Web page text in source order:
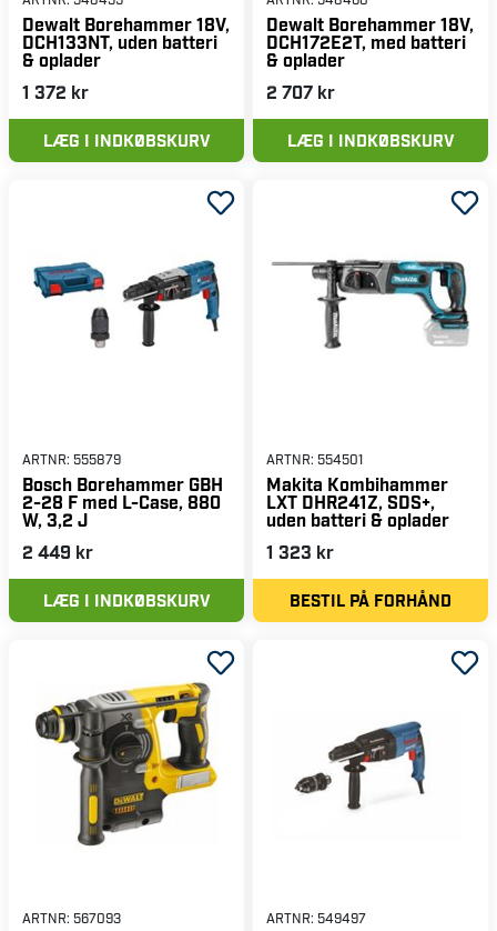
Dewalt Borehammer 18V,
DCH133NT, uden batteri
& oplader
1 372 kr
LÆG I INDKØBSKURV
Dewalt Borehammer 18V,
DCH172E2T, med batteri
& oplader
2 707 kr
LÆG I INDKØBSKURV
ARTNR: 555879
Bosch Borehammer GBH
2-28 F med L-Case, 880
W, 3,2 J
2 449 kr
LÆG I INDKØBSKURV
ARTNR: 554501
Makita Kombihammer
LXT DHR241Z, SDS+,
uden batteri & oplader
1 323 kr
BESTIL PÅ FORHÅND
ARTNR: 567093 ARTNR: 549497